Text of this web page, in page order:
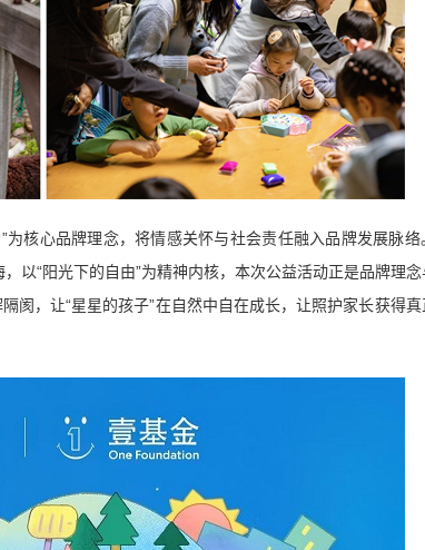
核心品牌理念，将情感关怀与社会责任融入品牌发展脉
以“阳光下的自由”为精神内核，本次公益活动正是品牌理
，让“星星的孩子”在自然中自在成长，让照护家长获得真